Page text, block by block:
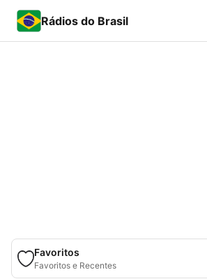
Rádios do Brasil
Favoritos
Favoritos e Recentes